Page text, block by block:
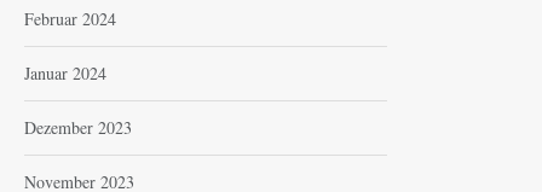
Februar 2024
Januar 2024
Dezember 2023
November 2023